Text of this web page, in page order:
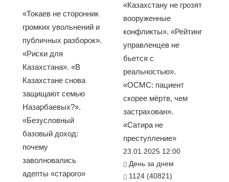
«Токаев не сторонник
громких увольнений и
публичных разборок».
«Риски для
Казахстана». «В
Казахстане снова
защищают семью
Назарбаевых?».
«Безусловный
базовый доход:
почему
заволновались
адепты «старого»
«Казахстану не грозят
вооруженные
конфликты». «Рейтинг
управленцев не
бьется с
реальностью».
«ОСМС: пациент
скорее мёртв, чем
застрахован».
«Сатира не
преступление»
23.01.2025 12:00
День за днем
1124 (40821)